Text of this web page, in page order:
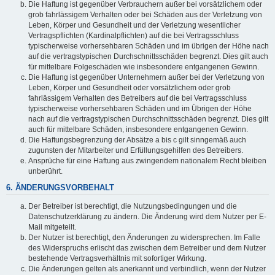
Die Haftung ist gegenüber Verbrauchern außer bei vorsätzlichem oder
grob fahrlässigem Verhalten oder bei Schäden aus der Verletzung von
Leben, Körper und Gesundheit und der Verletzung wesentlicher
Vertragspflichten (Kardinalpflichten) auf die bei Vertragsschluss
typischerweise vorhersehbaren Schäden und im übrigen der Höhe nach
auf die vertragstypischen Durchschnittsschäden begrenzt. Dies gilt auch
für mittelbare Folgeschäden wie insbesondere entgangenen Gewinn.
Die Haftung ist gegenüber Unternehmern außer bei der Verletzung von
Leben, Körper und Gesundheit oder vorsätzlichem oder grob
fahrlässigem Verhalten des Betreibers auf die bei Vertragsschluss
typischerweise vorhersehbaren Schäden und im Übrigen der Höhe
nach auf die vertragstypischen Durchschnittsschäden begrenzt. Dies gilt
auch für mittelbare Schäden, insbesondere entgangenen Gewinn.
Die Haftungsbegrenzung der Absätze a bis c gilt sinngemäß auch
zugunsten der Mitarbeiter und Erfüllungsgehilfen des Betreibers.
Ansprüche für eine Haftung aus zwingendem nationalem Recht bleiben
unberührt.
6. ÄNDERUNGSVORBEHALT
Der Betreiber ist berechtigt, die Nutzungsbedingungen und die
Datenschutzerklärung zu ändern. Die Änderung wird dem Nutzer per E-
Mail mitgeteilt.
Der Nutzer ist berechtigt, den Änderungen zu widersprechen. Im Falle
des Widerspruchs erlischt das zwischen dem Betreiber und dem Nutzer
bestehende Vertragsverhältnis mit sofortiger Wirkung.
Die Änderungen gelten als anerkannt und verbindlich, wenn der Nutzer